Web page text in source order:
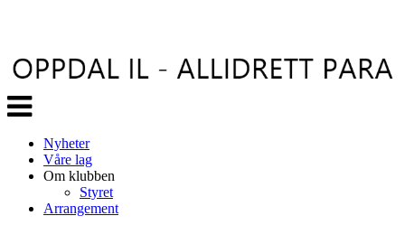
Veksle
navigasjon
Nyheter
Våre lag
Om klubben
Styret
Arrangement